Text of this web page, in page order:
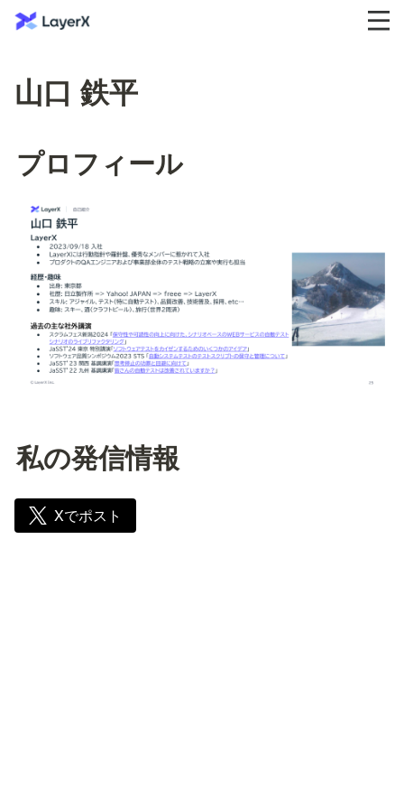
山口 鉄平
プロフィール
私の発信情報
Xでポスト